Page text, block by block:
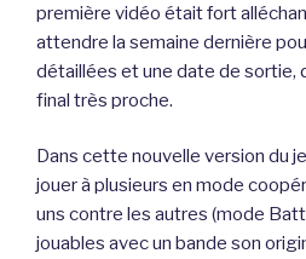
première vidéo était fort
attendre la semaine dernière
détaillées et une date de sortie,
final très proche.
Dans cette nouvelle version du
jouer à plusieurs en mode
uns contre les autres (mode
jouables avec un bande son